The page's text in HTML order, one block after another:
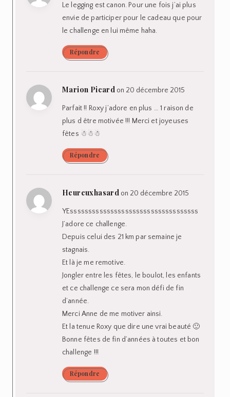
Le legging est canon. Pour une fois j’ai plus
envie de participer pour le cadeau que pour
le challenge en lui même haha.
Répondre
Marion Picard on 20 décembre 2015
Parfait !! Roxy j’adore en plus … 1 raison de
plus d être motivée !!! Merci et joyeuses
fêtes ☃☃☃
Répondre
Heureuxhasard on 20 décembre 2015
YEsssssssssssssssssssssssssssssssssss
J’adore ce challenge.
Depuis celui des 21 km par semaine je
stagnais.
Et là je me remotive.
Jongler entre les fêtes, le boulot, les enfants
et ce challenge ce sera mon défi de fin
d’année.
Merci Anne de me motiver ainsi.
Et la tenue Roxy que dire une vrai beauté 🙂
Bonne fêtes de fin d’années à toutes et bon
challenge !!!
Répondre